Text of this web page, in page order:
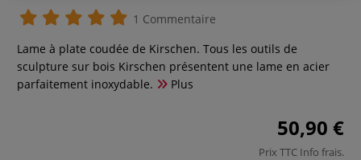
1 Commentaire
Lame à plate coudée de Kirschen. Tous les outils de
sculpture sur bois Kirschen présentent une lame en acier
parfaitement inoxydable.
Plus
50,90 €
Prix TTC Info frais.